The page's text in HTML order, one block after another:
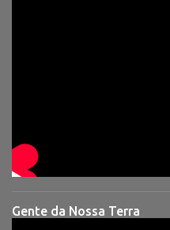
Gente da Nossa Terra